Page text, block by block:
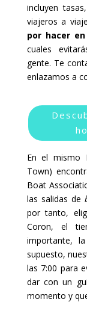
incluyen
viajeros a
por hacer
cuales
gente. Te
enlazamos a
En el mismo
Town)
Boat
las salidas de
por tanto,
Coron, el
importante,
supuesto,
las 7:00 para
dar con un
momento y